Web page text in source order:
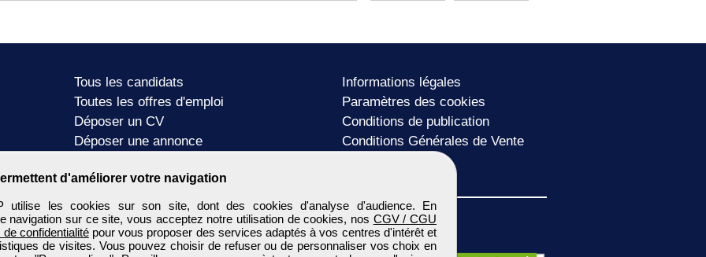
d'améliorer votre navigation
utilise les cookies sur son site, dont des cookies d'analyse d'audience. En
navigation sur ce site, vous acceptez notre utilisation de cookies, nos CGV / CGU
de confidentialitépour vous proposer des services adaptés à vos centres d'intérêt et
de visites. Vous pouvez choisir de refuser ou de personnaliser vos choix en
Tous les candidats
Toutes les offres d'emploi
Déposer un CV
Déposer une annonce
Informations légales
Paramètres des cookies
Conditions de publication
Conditions Générales de Vente